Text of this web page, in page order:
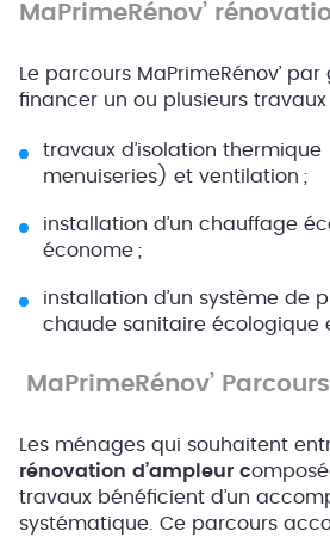
MaPrimeRénov’
Le parcours MaPrimeRénov’
financer un ou plusieurs travaux
travaux d’isolation thermique
menuiseries) et ventilation ;
installation d’un chauffage
économe ;
installation d’un système de
chaude sanitaire écologique
MaPrimeRénov’
Les ménages qui souhaitent
rénovation d’ampleur c
travaux bénéficient d’un
systématique. Ce parcours